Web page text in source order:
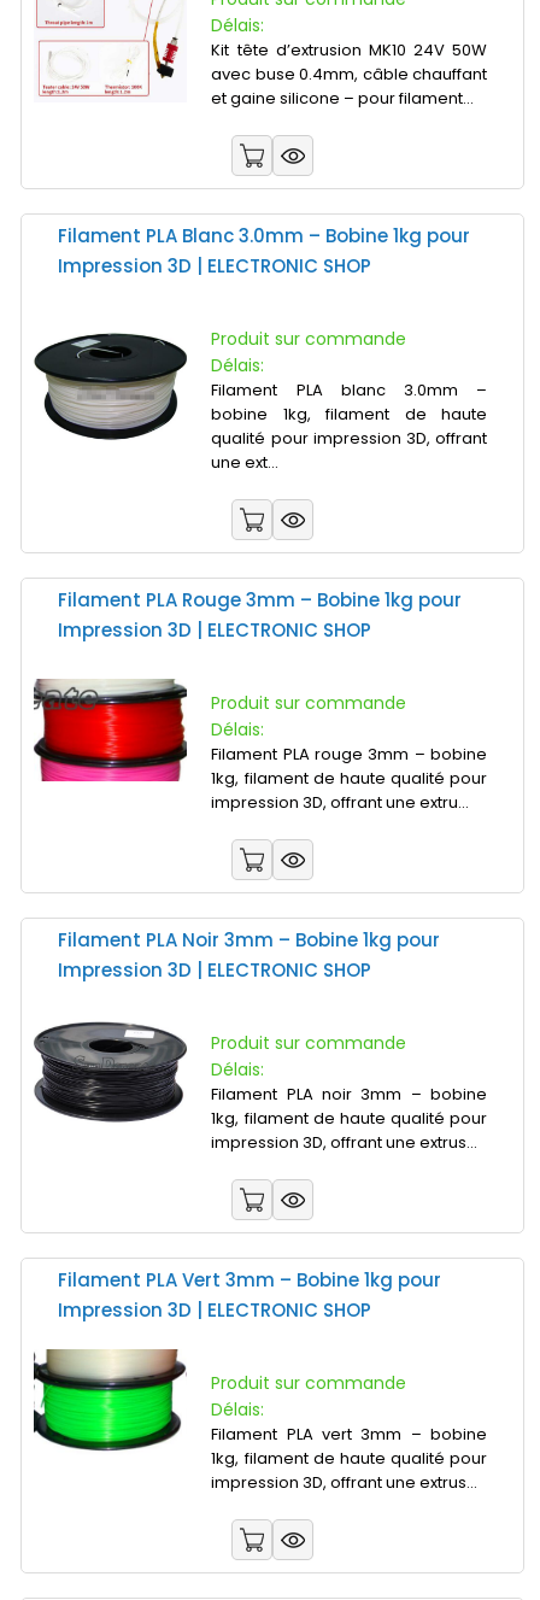
Délais:
Kit tête d’extrusion MK10 24V 50W
avec buse 0.4mm, câble chauffant
et gaine silicone – pour filament...
Filament PLA Blanc 3.0mm – Bobine 1kg pour
Impression 3D | ELECTRONIC SHOP
Produit sur commande
Délais:
Filament PLA blanc 3.0mm –
bobine 1kg, filament de haute
qualité pour impression 3D, offrant
une ext...
Filament PLA Rouge 3mm – Bobine 1kg pour
Impression 3D | ELECTRONIC SHOP
Produit sur commande
Délais:
Filament PLA rouge 3mm – bobine
1kg, filament de haute qualité pour
impression 3D, offrant une extru...
Filament PLA Noir 3mm – Bobine 1kg pour
Impression 3D | ELECTRONIC SHOP
Produit sur commande
Délais:
Filament PLA noir 3mm – bobine
1kg, filament de haute qualité pour
impression 3D, offrant une extrus...
Filament PLA Vert 3mm – Bobine 1kg pour
Impression 3D | ELECTRONIC SHOP
Produit sur commande
Délais:
Filament PLA vert 3mm – bobine
1kg, filament de haute qualité pour
impression 3D, offrant une extrus...